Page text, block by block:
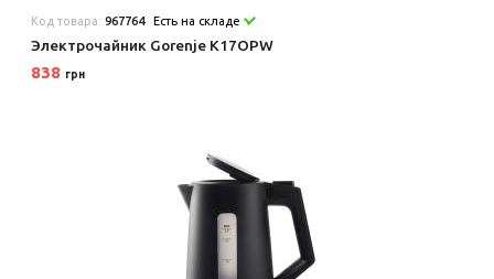
Код товара:967764 Есть на складе
Электрочайник Gorenje K17OPW
838 грн